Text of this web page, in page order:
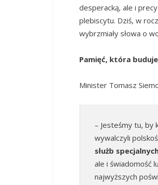
desperacką, ale i
plebiscytu. Dziś, w
wybrzmiały słowa o
Pamięć, która
Minister Tomasz
– Jesteśmy tu, by
wywalczyli
służb
ale i świadomość
najwyższych